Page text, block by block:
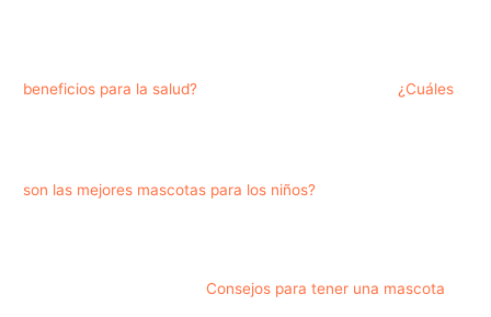
beneficios para la salud? ¿Cuáles
son las mejores mascotas para los niños?
Consejos para tener una mascota